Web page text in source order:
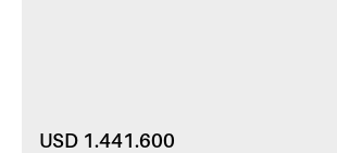
USD 1.441.600